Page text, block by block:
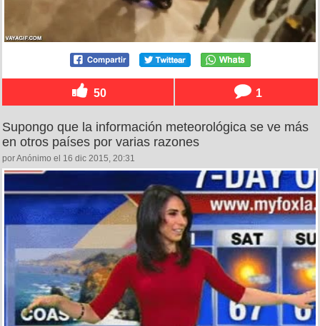
50 1
Supongo que la información meteorológica se ve más
en otros países por varias razones
por Anónimo el 16 dic 2015, 20:31